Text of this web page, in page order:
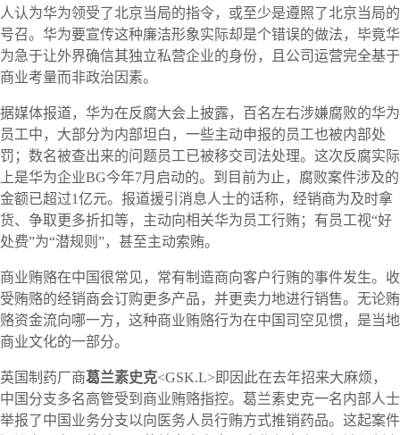
人认为华为领受了北京当局的指令，或至少是遵照了北京当局的
号召。华为要宣传这种廉洁形象实际却是个错误的做法，毕竟华
为急于让外界确信其独立私营企业的身份，且公司运营完全基于
商业考量而非政治因素。
据媒体报道，华为在反腐大会上披露，百名左右涉嫌腐败的华为
员工中，大部分为内部坦白，一些主动申报的员工也被内部处
罚；数名被查出来的问题员工已被移交司法处理。这次反腐实际
上是华为企业BG今年7月启动的。到目前为止，腐败案件涉及的
金额已超过1亿元。报道援引消息人士的话称，经销商为及时拿
货、争取更多折扣等，主动向相关华为员工行贿；有员工视“好
处费”为“潜规则”，甚至主动索贿。
商业贿赂在中国很常见，常有制造商向客户行贿的事件发生。收
受贿赂的经销商会订购更多产品，并更卖力地进行销售。无论贿
赂资金流向哪一方，这种商业贿赂行为在中国司空见惯，是当地
商业文化的一部分。
英国制药厂商葛兰素史克<GSK.L>即因此在去年招来大麻烦，
中国分支多名高管受到商业贿赂指控。葛兰素史克一名内部人士
举报了中国业务分支以向医务人员行贿方式推销药品。这起案件